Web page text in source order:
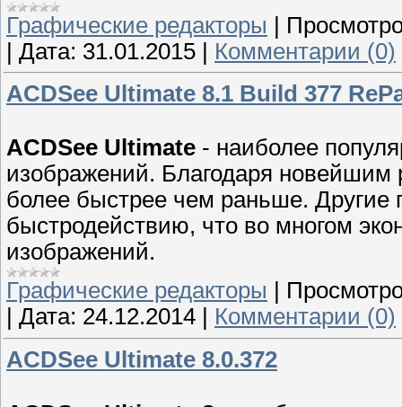
Графические редакторы |
| Дата: 31.01.2015 | Комментарии (0)
ACDSee Ultimate 8.1 Build 377
ACDSee Ultimate - наиболее
изображений. Благодаря новейшим
более быстрее чем раньше. Другие
быстродействию, что во многом
изображений.
Графические редакторы
Дата: 24.12.2014
Комментарии (0)
ACDSee Ultimate 8.0.372